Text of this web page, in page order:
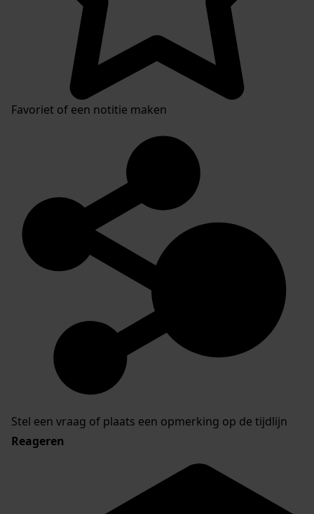
Favoriet of een notitie maken
Stel een vraag of plaats een opmerking op de tijdlijn
Reageren